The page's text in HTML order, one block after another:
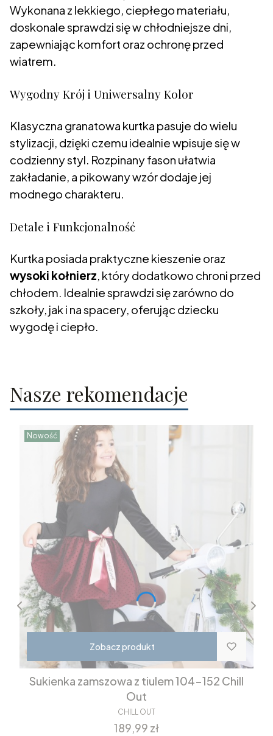
Wykonana z lekkiego, ciepłego materiału,
doskonale sprawdzi się w chłodniejsze dni,
zapewniając komfort oraz ochronę przed
wiatrem.
Wygodny Krój i Uniwersalny Kolor
Klasyczna granatowa kurtka pasuje do wielu
stylizacji, dzięki czemu idealnie wpisuje się w
codzienny styl. Rozpinany fason ułatwia
zakładanie, a pikowany wzór dodaje jej
modnego charakteru.
Detale i Funkcjonalność
Kurtka posiada praktyczne kieszenie oraz
wysoki kołnierz, który dodatkowo chroni przed
chłodem. Idealnie sprawdzi się zarówno do
szkoły, jak i na spacery, oferując dziecku
wygodę i ciepło.
Nasze rekomendacje
Nowość
Zobacz produkt
Sukienka zamszowa z tiulem 104-152 Chill
Out
CHILL OUT
Cena
189,99 zł